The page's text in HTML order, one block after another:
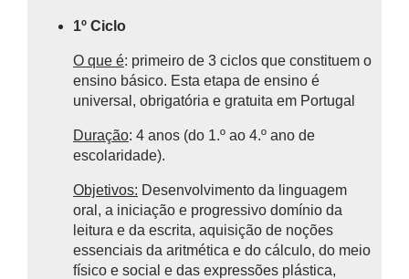
1º Ciclo
O que é: primeiro de 3 ciclos que constituem o
ensino básico. Esta etapa de ensino é
universal, obrigatória e gratuita em Portugal
Duração: 4 anos (do 1.º ao 4.º ano de
escolaridade).
Objetivos: Desenvolvimento da linguagem
oral, a iniciação e progressivo domínio da
leitura e da escrita, aquisição de noções
essenciais da aritmética e do cálculo, do meio
físico e social e das expressões plástica,